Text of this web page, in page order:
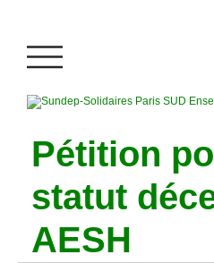
Pétition
statut
AESH